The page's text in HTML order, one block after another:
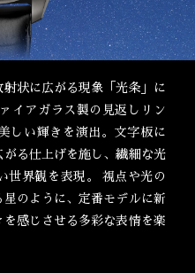
状に広がる現象「光条」に
イアガラス製の見返しリン
しい輝きを演出。文字板に
る仕上げを施し、繊細な光
界観を表現。
視点や光の
のように、定番モデルに新
感じさせる多彩な表情を楽